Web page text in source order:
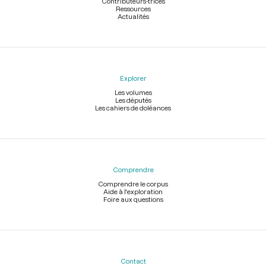
Ressources
Actualités
Explorer
Les volumes
Les députés
Les cahiers de doléances
Comprendre
Comprendre le corpus
Aide à l'exploration
Foire aux questions
Contact